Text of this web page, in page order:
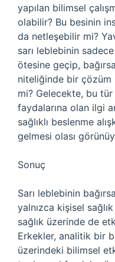
yapılan bilimsel
olabilir? Bu besinin
da netleşebilir mi?
sarı leblebinin
ötesine geçip,
niteliğinde bir çözüm
mi? Gelecekte, bu
faydalarına olan ilgi
sağlıklı beslenme
gelmesi olası
Sonuç
Sarı leblebinin
yalnızca kişisel
sağlık üzerinde de
Erkekler, analitik bir
üzerindeki bilimsel